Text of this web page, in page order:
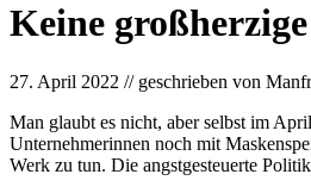
Keine
27. April 2022 // geschrieben von
Man glaubt es nicht, aber selbst im
Unternehmerinnen noch mit
Werk zu tun. Die angstgesteuerte